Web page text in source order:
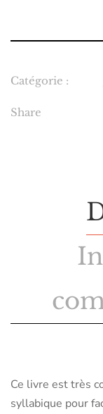
Catégorie :
Share
Ce livre est très
syllabique pour